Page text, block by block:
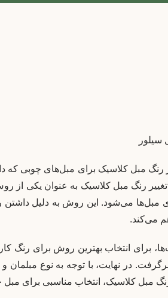
سیلور
رنگ مبل کلاسیک برای مبل‌های چوبی که
رنگ مبل کلاسیک به عنوان یکی از
مبل‌ها می‌شود. این روش به دلیل
می‌کند.
برای انتخاب بهترین روش برای رنگ
در نهایت، با توجه به نوع مبلمان
مبل کلاسیک، انتخاب مناسبی برای مبل